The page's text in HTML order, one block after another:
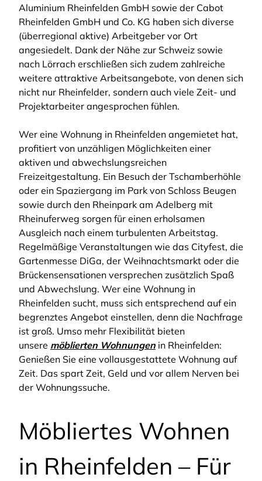
Aluminium Rheinfelden GmbH sowie der Cabot
Rheinfelden GmbH und Co. KG haben sich diverse
(überregional aktive) Arbeitgeber vor Ort
angesiedelt. Dank der Nähe zur Schweiz sowie
nach Lörrach erschließen sich zudem zahlreiche
weitere attraktive Arbeitsangebote, von denen sich
nicht nur Rheinfelder, sondern auch viele Zeit- und
Projektarbeiter angesprochen fühlen.
Wer eine Wohnung in Rheinfelden angemietet hat,
profitiert von unzähligen Möglichkeiten einer
aktiven und abwechslungsreichen
Freizeitgestaltung. Ein Besuch der Tschamberhöhle
oder ein Spaziergang im Park von Schloss Beugen
sowie durch den Rheinpark am Adelberg mit
Rheinuferweg sorgen für einen erholsamen
Ausgleich nach einem turbulenten Arbeitstag.
Regelmäßige Veranstaltungen wie das Cityfest, die
Gartenmesse DiGa, der Weihnachtsmarkt oder die
Brückensensationen versprechen zusätzlich Spaß
und Abwechslung. Wer eine Wohnung in
Rheinfelden sucht, muss sich entsprechend auf ein
begrenztes Angebot einstellen, denn die Nachfrage
ist groß. Umso mehr Flexibilität bieten
unsere möblierten Wohnungen in Rheinfelden:
Genießen Sie eine vollausgestattete Wohnung auf
Zeit. Das spart Zeit, Geld und vor allem Nerven bei
der Wohnungssuche.
Möbliertes Wohnen
in Rheinfelden – Für